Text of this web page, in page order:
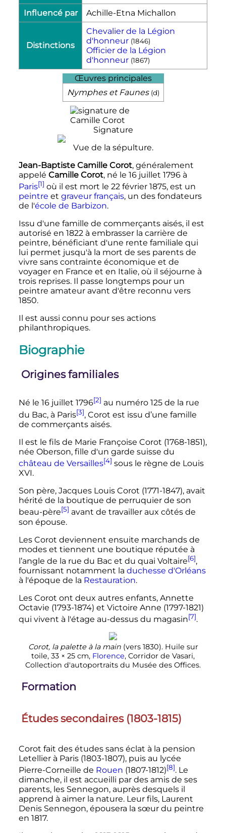
Influencé par
Achille-Etna Michallon
Distinctions
Chevalier de la Légion
d'honneur‎ (1846)
Officier de la Légion
d'honneur‎ (1867)
Œuvres principales
Nymphes et Faunes (d)
Signature
Vue de la sépulture.
Jean-Baptiste Camille Corot, généralement
appelé Camille Corot, né le 16 juillet 1796à
Paris[1] où il est mort le 22 février 1875, est un
peintre et graveur français, un des fondateurs
de l'école de Barbizon.
Issu d'une famille de commerçants aisés, il est
autorisé en 1822 à embrasser la carrière de
peintre, bénéficiant d'une rente familiale qui
lui permet jusqu'à la mort de ses parents de
vivre sans contrainte économique et de
voyager en France et en Italie, où il séjourne à
trois reprises. Il passe longtemps pour un
peintre amateur avant d'être reconnu vers
1850.
Il est aussi connu pour ses actions
philanthropiques.
Biographie
Origines familiales
Né le 16 juillet 1796[2] au numéro 125 de la rue
du Bac, à Paris[3], Corot est issu d’une famille
de commerçants aisés.
Il est le fils de Marie Françoise Corot (1768-1851),
née Oberson, fille d'un garde suisse du
château de Versailles[4] sous le règne de Louis
XVI.
Son père, Jacques Louis Corot (1771-1847), avait
hérité de la boutique de perruquier de son
beau-père[5] avant de travailler aux côtés de
son épouse.
Les Corot deviennent ensuite marchands de
modes et tiennent une boutique réputée à
l’angle de la rue du Bac et du quai Voltaire[6],
fournissant notamment la duchesse d'Orléans
à l'époque de la Restauration.
Les Corot ont deux autres enfants, Annette
Octavie (1793-1874) et Victoire Anne (1797-1821)
qui vivent à l'étage au-dessus du magasin[7].
Corot, la palette à la main(vers 1830). Huile sur
toile, 33 × 25 cm, Florence, Corridor de Vasari,
Collection d'autoportraits du Musée des Offices.
Formation
Études secondaires (1803-1815)
Corot fait des études sans éclat à la pension
Letellier à Paris (1803-1807), puis au lycée
Pierre-Corneille de Rouen (1807-1812)[8]. Le
dimanche, il est accueilli par des amis de ses
parents, les Sennegon, auprès desquels il
apprend à aimer la nature. Leur fils, Laurent
Denis Sennegon, épousera la sœur du peintre
en 1817.